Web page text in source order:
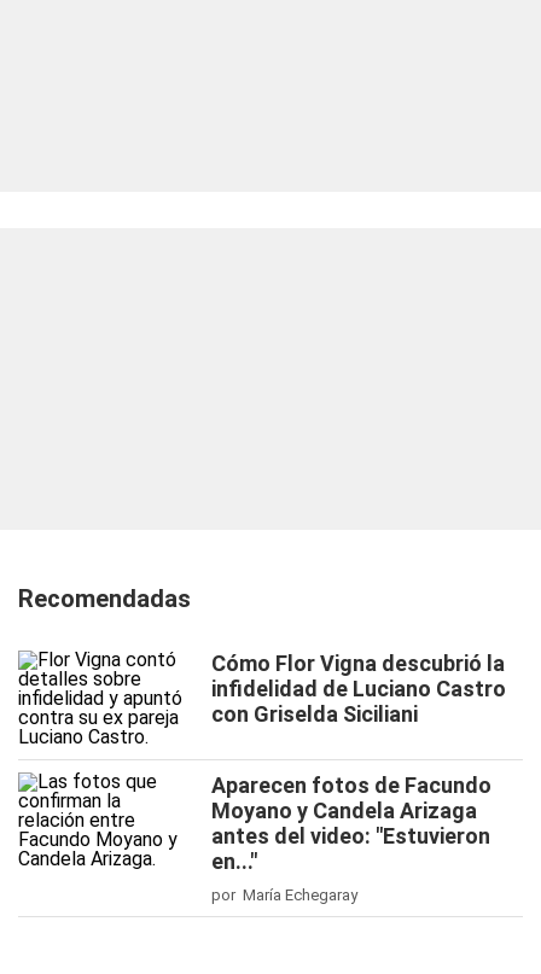
Recomendadas
Cómo Flor Vigna descubrió la
infidelidad de Luciano Castro
con Griselda Siciliani
Aparecen fotos de Facundo
Moyano y Candela Arizaga
antes del video: "Estuvieron
en..."
por María Echegaray